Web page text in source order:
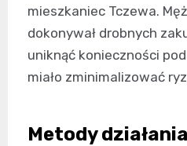
mieszkaniec Tczewa.
dokonywał drobnych
uniknąć konieczności
miało zminimalizować
Metody